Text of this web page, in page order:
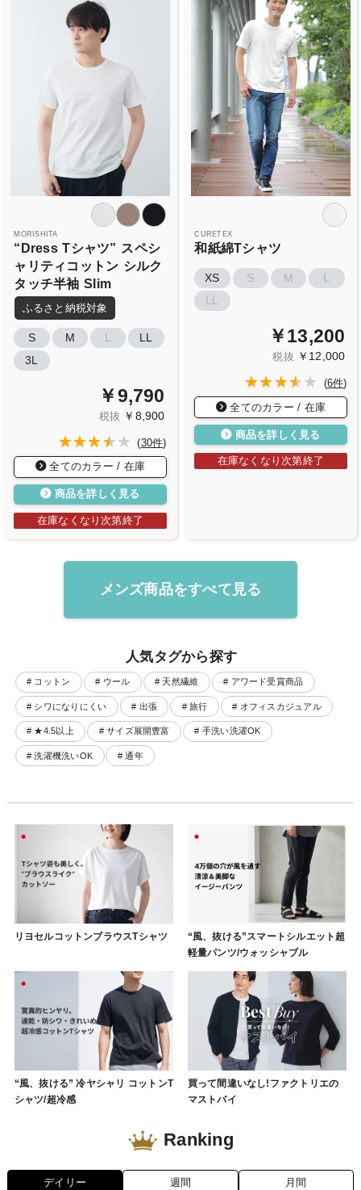
MORISHITA
“Dress Tシャツ” スペシ
ャリティコットン シルク
タッチ半袖 Slim
ふるさと納税対象
S M L
LL
3L
￥9,790
税抜 ￥8,900
(30件)
全てのカラー / 在庫
商品を詳しく見る
在庫なくなり次第終了
CURETEX
和紙綿Tシャツ
XS S M
L
LL
￥13,200
税抜 ￥12,000
(6件)
全てのカラー / 在庫
商品を詳しく見る
在庫なくなり次第終了
メンズ商品をすべて見る
人気タグから探す
# コットン # ウール # 天然繊維 # アワード受賞商品
# シワになりにくい # 出張 # 旅行 # オフィスカジュアル
# ★4.5以上 # サイズ展開豊富 # 手洗い洗濯OK
# 洗濯機洗いOK # 通年
リヨセルコットンブラウスTシャツ
“風、抜ける”スマートシルエット超
軽量パンツ/ウォッシャブル
“風、抜ける” 冷ヤシャリ コットンT
シャツ/超冷感
買って間違いなし!ファクトリエの
マストバイ
デイリー 週間 月間
Ranking